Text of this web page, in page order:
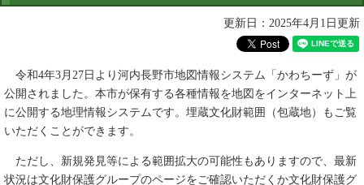
更新日：2025年4月1日更新
令和4年3月27日より河内長野市地図情報システム「かわちーず」が
公開されました。本市が保有する各種情報を地図をインターネット上
に公開する地理情報システムです。埋蔵文化財範囲（包蔵地）もご覧
いただくことができます。
ただし、新規発見等による範囲拡大の可能性もありますので、最新
状況は文化財保護グループのページをご確認いただくか文化財保護グ